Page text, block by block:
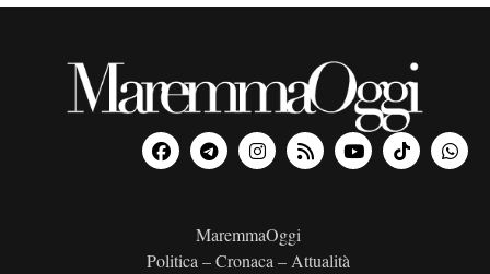
MaremmaOggi
Politica – Cronaca – Attualità